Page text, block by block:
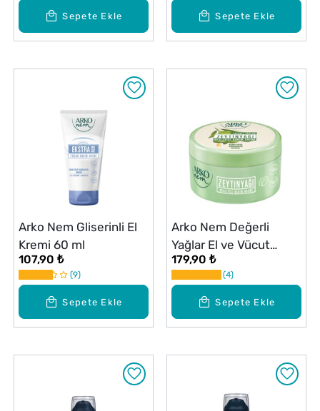
Sepete Ekle Sepete Ekle
Sepete Ekle
Arko Nem Gliserinli El
Kremi 60 ml
107,90 ₺
9
Sepete Ekle
Arko Nem Değerli
Yağlar El ve Vücut
Krem Zeytinyağlı 250
ml
179,90 ₺
4